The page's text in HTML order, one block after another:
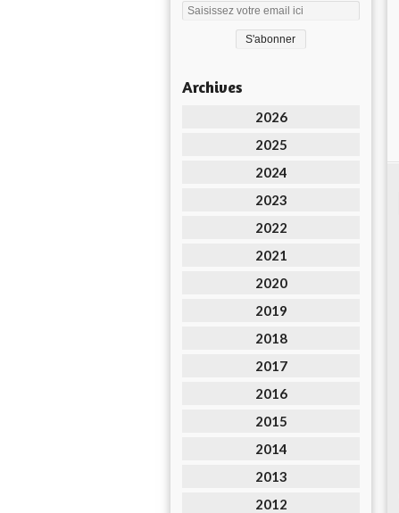
Archives
2026
2025
2024
2023
2022
2021
2020
2019
2018
2017
2016
2015
2014
2013
2012